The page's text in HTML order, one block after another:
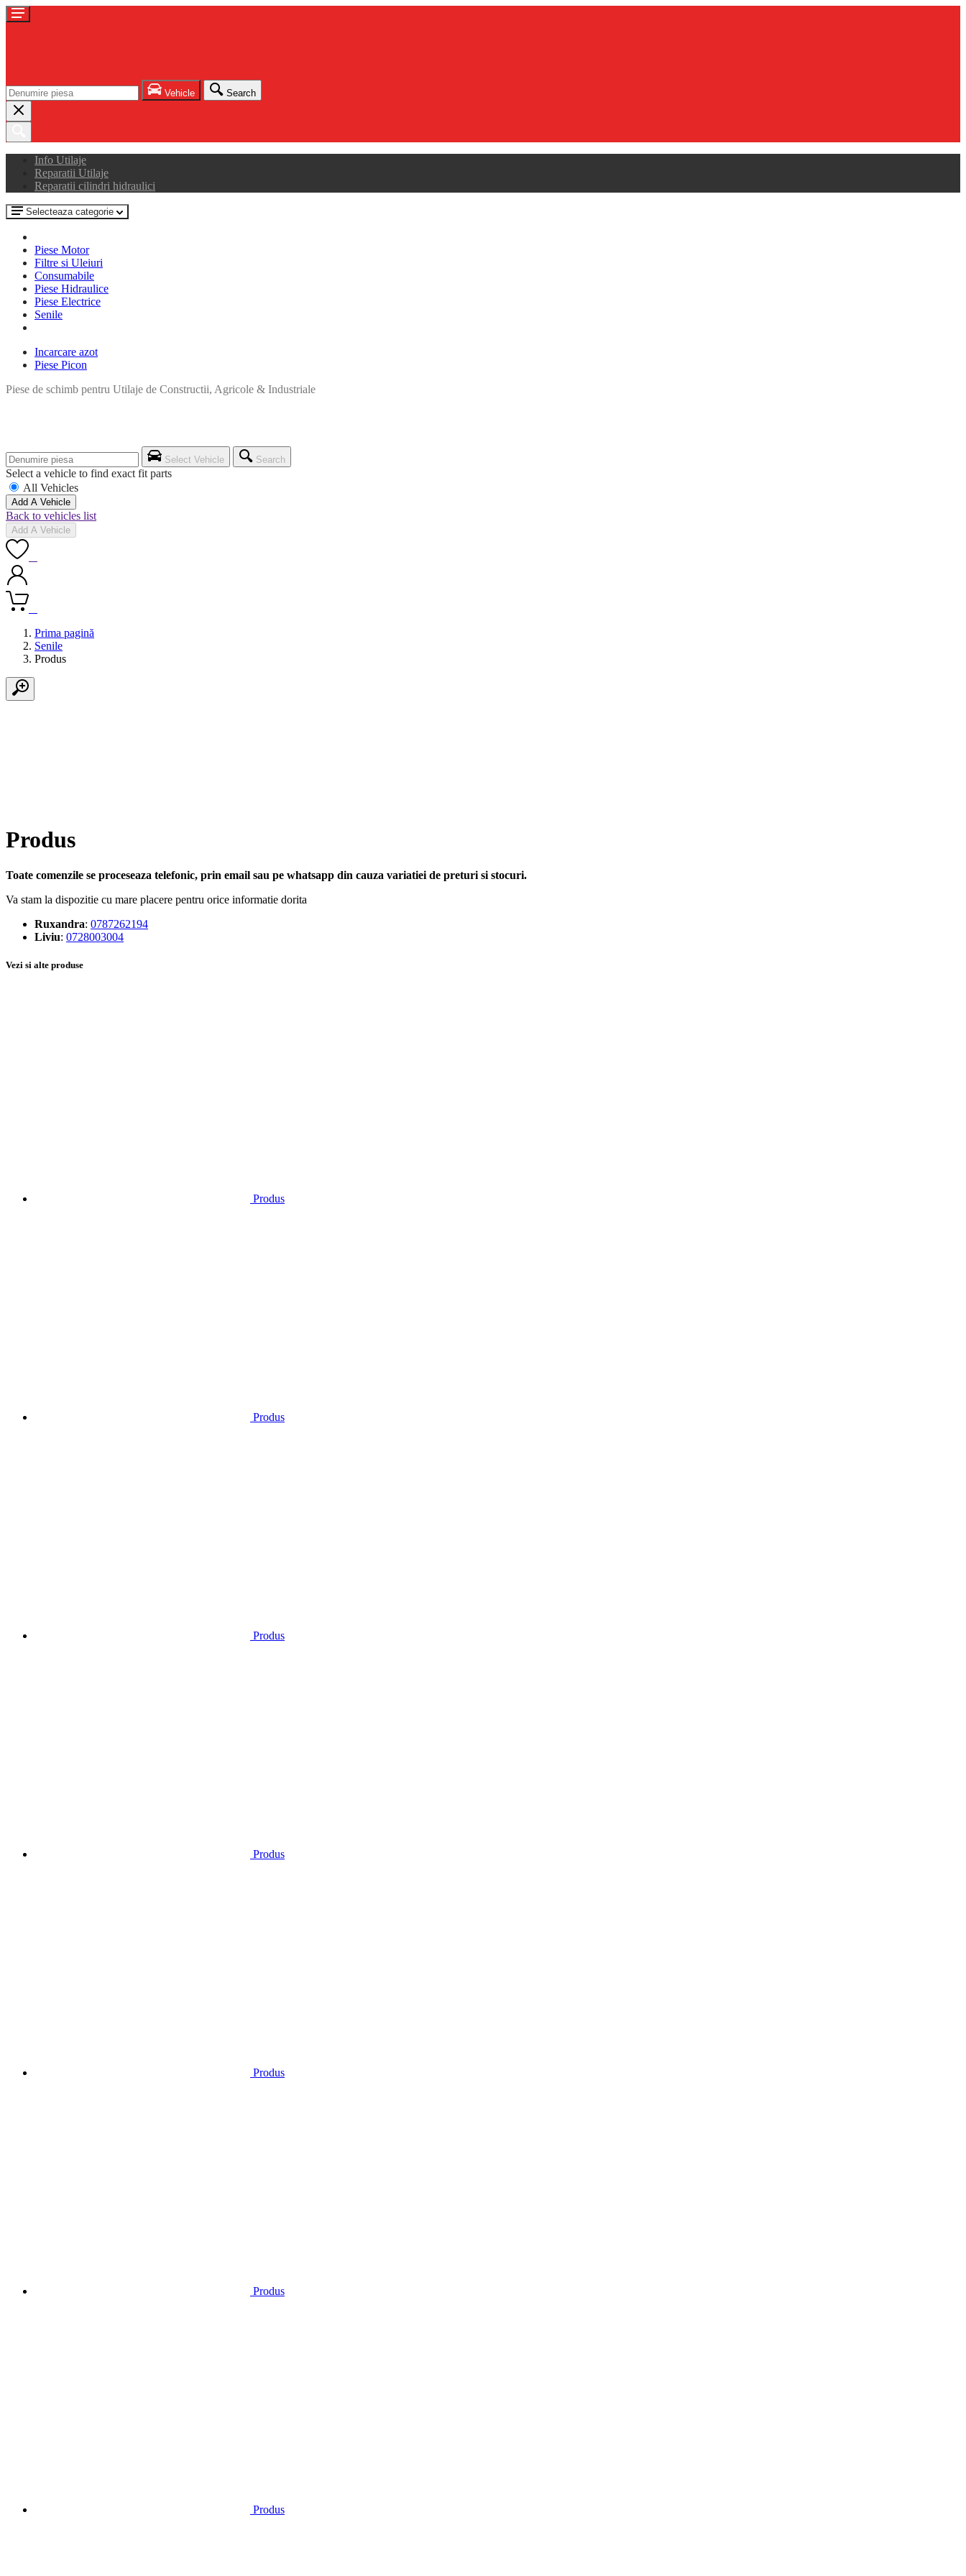
Vehicle Search
Info Utilaje
Reparatii Utilaje
Reparatii cilindri hidraulici
Selecteaza categorie
Piese Motor
Filtre si Uleiuri
Consumabile
Piese Hidraulice
Piese Electrice
Senile
Incarcare azot
Piese Picon
Piese de schimb pentru Utilaje de Constructii, Agricole & Industriale
Select Vehicle Search
Select a vehicle to find exact fit parts
All Vehicles
Add A Vehicle
Back to vehicles list
Add A Vehicle
Prima pagină
Senile
Produs
Produs
Toate comenzile se proceseaza telefonic, prin email sau pe whatsapp din cauza variatiei de preturi si stocuri.
Va stam la dispozitie cu mare placere pentru orice informatie dorita
Ruxandra: 0787262194
Liviu: 0728003004
Vezi si alte produse
Produs
Produs
Produs
Produs
Produs
Produs
Produs